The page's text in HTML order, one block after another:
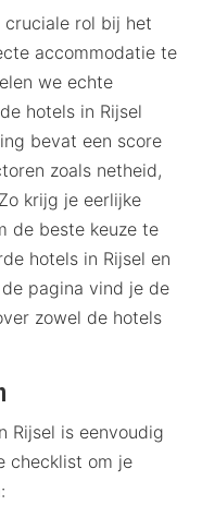
cruciale rol bij het
accommodatie te
we echte
hotels in Rijsel
bevat een score
zoals netheid,
krijg je eerlijke
de beste keuze te
hotels in Rijsel en
pagina vind je de
zowel de hotels
Rijsel is eenvoudig
checklist om je